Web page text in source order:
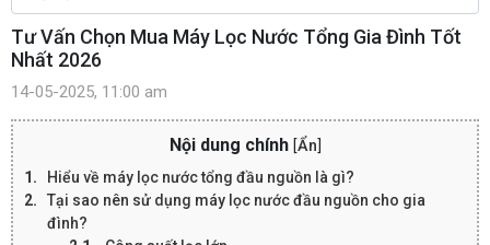
Tư Vấn Chọn Mua Máy Lọc Nước Tổng Gia Đình Tốt
Nhất 2026
14-05-2025, 11:00 am
Nội dung chính [Ẩn
Hiểu về máy lọc nước tổng đầu nguồn là gì?
Tại sao nên sử dụng máy lọc nước đầu nguồn cho gia
đình?